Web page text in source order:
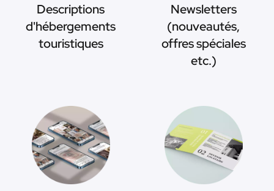
Descriptions
d'hébergements
touristiques
Newsletters
(nouveautés,
offres spéciales
etc.)